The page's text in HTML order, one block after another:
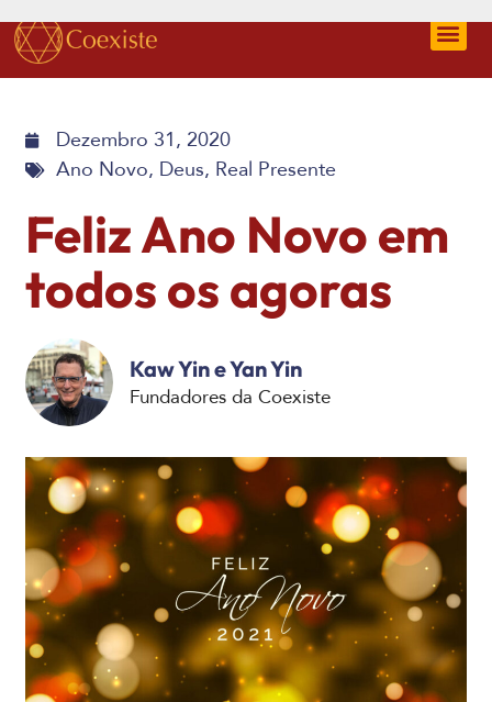
Dezembro 31, 2020
Ano Novo, Deus, Real Presente
Feliz Ano Novo em
todos os agoras
Kaw Yin e Yan Yin
Fundadores da Coexiste